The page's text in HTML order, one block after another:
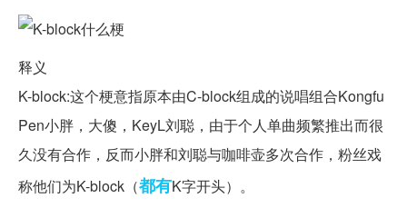
释义
K-block:这个梗意指原本由C-block组成的说唱组合Kongfu
Pen小胖，大傻，KeyL刘聪，由于个人单曲频繁推出而很
久没有合作，反而小胖和刘聪与咖‌‌‌‌‌‌‌‌‌‌‌啡壶多次合作，粉丝戏
称他们为K-block（都有K字开头）。